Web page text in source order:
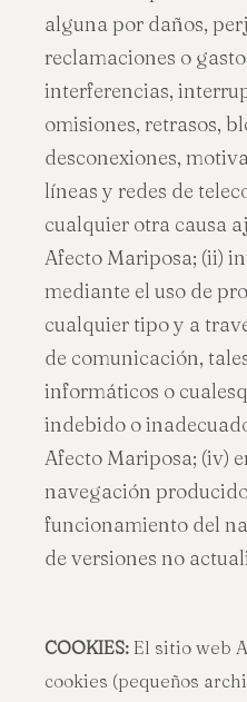
alguna por daños,
reclamaciones o
interferencias,
omisiones, retrasos,
desconexiones,
líneas y redes de
cualquier otra causa
Afecto Mariposa; (ii)
mediante el uso de
cualquier tipo y a
de comunicación,
informáticos o
indebido o
Afecto Mariposa; (iv)
navegación
funcionamiento del
de versiones no
COOKIES: El sitio web
cookies (pequeños